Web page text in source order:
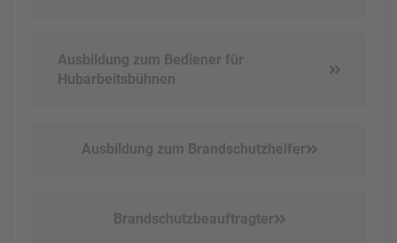
Ausbildung zum Bediener für
Hubarbeitsbühnen
Ausbildung zum Brandschutzhelfer
Brandschutz­beauftragter